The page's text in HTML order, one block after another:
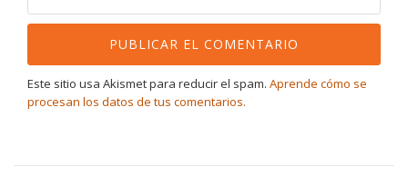
Este sitio usa Akismet para reducir el spam. Aprende cómo se
procesan los datos de tus comentarios.